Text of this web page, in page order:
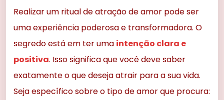
Realizar um ritual de atração de amor pode ser
uma experiência poderosa e transformadora. O
segredo está em ter uma intenção clara e
positiva. Isso significa que você deve saber
exatamente o que deseja atrair para a sua vida.
Seja específico sobre o tipo de amor que procura: